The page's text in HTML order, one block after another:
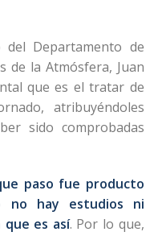
Departamento de
de la Atmósfera, Juan
que es el tratar de
atribuyéndoles
sido comprobadas
paso fue producto
no hay estudios ni
que es así. Por lo que,